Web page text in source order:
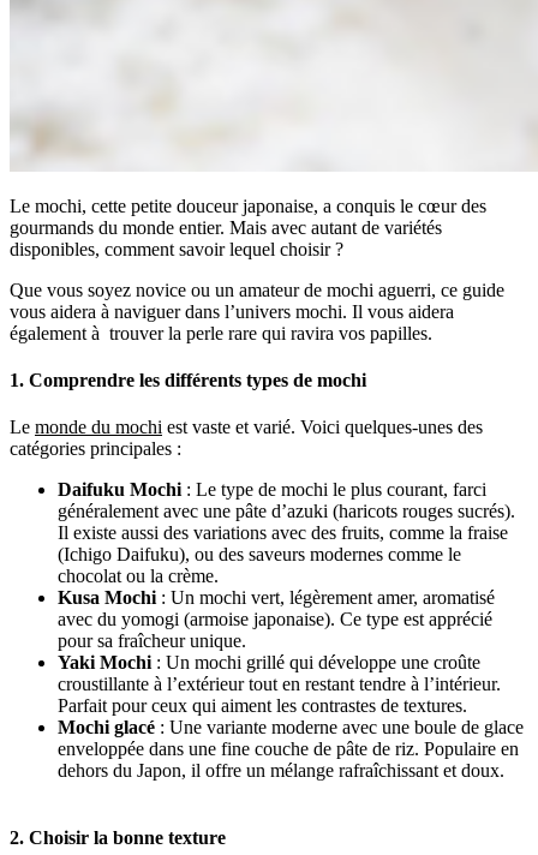
Le mochi, cette petite douceur japonaise, a conquis le cœur des
gourmands du monde entier. Mais avec autant de variétés
disponibles, comment savoir lequel choisir ?
Que vous soyez novice ou un amateur de mochi aguerri, ce guide
vous aidera à naviguer dans l’univers mochi. Il vous aidera
également à trouver la perle rare qui ravira vos papilles.
1. Comprendre les différents types de mochi
Le monde du mochi est vaste et varié. Voici quelques-unes des
catégories principales :
Daifuku Mochi: Le type de mochi le plus courant, farci
généralement avec une pâte d’azuki (haricots rouges sucrés).
Il existe aussi des variations avec des fruits, comme la fraise
(Ichigo Daifuku), ou des saveurs modernes comme le
chocolat ou la crème.
Kusa Mochi: Un mochi vert, légèrement amer, aromatisé
avec du yomogi (armoise japonaise). Ce type est apprécié
pour sa fraîcheur unique.
Yaki Mochi: Un mochi grillé qui développe une croûte
croustillante à l’extérieur tout en restant tendre à l’intérieur.
Parfait pour ceux qui aiment les contrastes de textures.
Mochi glacé : Une variante moderne avec une boule de glace
enveloppée dans une fine couche de pâte de riz. Populaire en
dehors du Japon, il offre un mélange rafraîchissant et doux.
2. Choisir la bonne texture